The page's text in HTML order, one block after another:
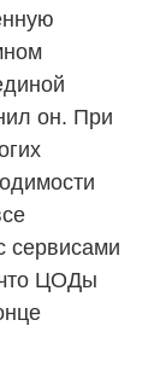
он. При
сервисами
ЦОДы